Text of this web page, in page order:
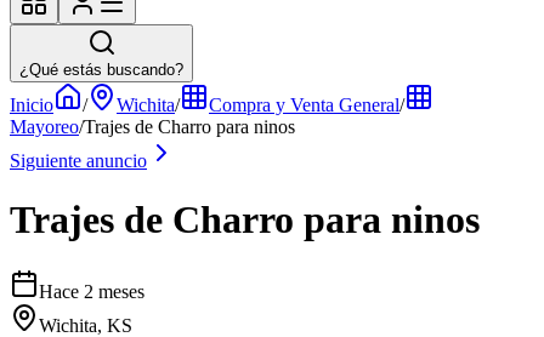
¿Qué estás buscando?
Inicio / Wichita/ Compra y Venta General/
Mayoreo/Trajes de Charro para ninos
Siguiente anuncio
Trajes de Charro para ninos
Hace 2 meses
Wichita, KS